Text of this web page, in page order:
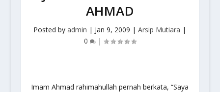
AHMAD
Posted byadmin | Jan 9, 2009 |Arsip Mutiara |
0
|
Imam Ahmad rahimahullah pernah berkata, “Saya